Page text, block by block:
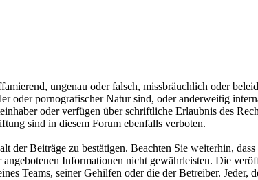
ungenau oder falsch, missbräuchlich oder
oder pornografischer Natur sind, oder anderweitig
oder verfügen über schriftliche Erlaubnis des
sind in diesem Forum ebenfalls verboten.
der Beiträge zu bestätigen. Beachten Sie weiterhin,
Informationen nicht gewährleisten. Die
Teams, seiner Gehilfen oder die der Betreiber. Jeder,